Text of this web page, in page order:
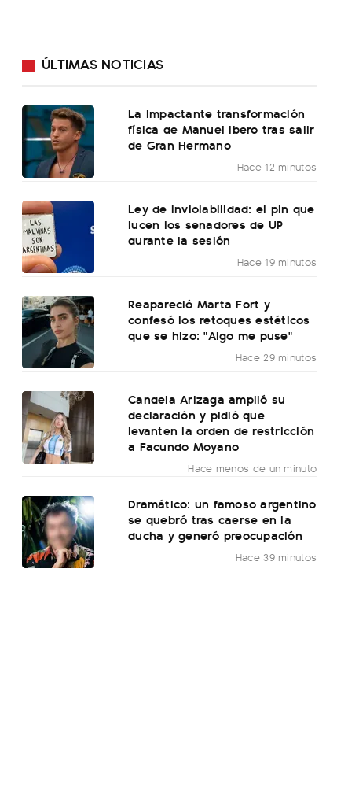
ÚLTIMAS NOTICIAS
La impactante transformación
física de Manuel Ibero tras salir
de Gran Hermano
Hace 12 minutos
Ley de Inviolabilidad: el pin que
lucen los senadores de UP
durante la sesión
Hace 19 minutos
Reapareció Marta Fort y
confesó los retoques estéticos
que se hizo: "Algo me puse"
Hace 29 minutos
Candela Arizaga amplió su
declaración y pidió que
levanten la orden de restricción
a Facundo Moyano
Hace menos de un minuto
Dramático: un famoso argentino
se quebró tras caerse en la
ducha y generó preocupación
Hace 39 minutos